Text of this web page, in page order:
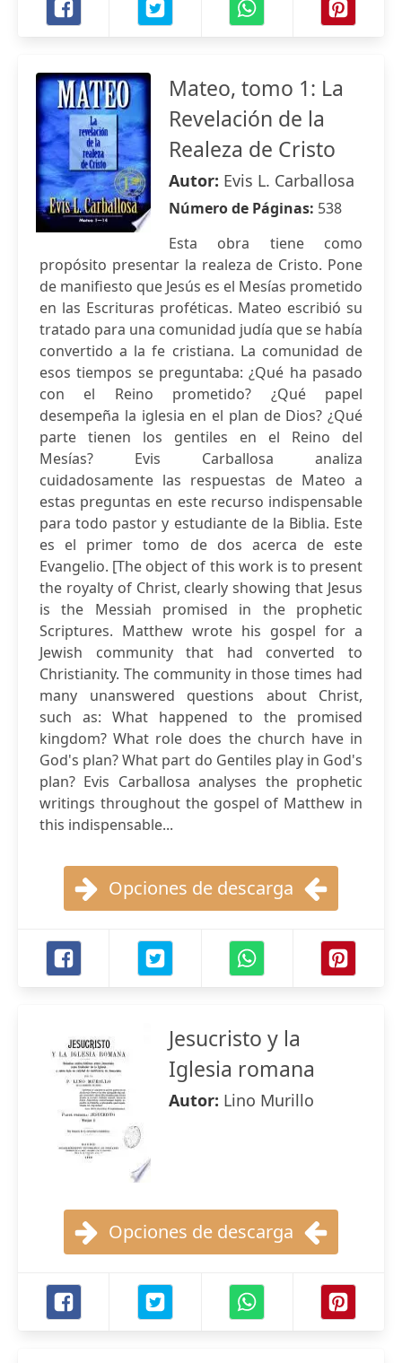
Mateo, tomo 1: La
Revelación de la
Realeza de Cristo
Autor: Evis L. Carballosa
Número de Páginas: 538
Esta obra tiene como
propósito presentar la realeza de Cristo. Pone
de manifiesto que Jesús es el Mesías prometido
en las Escrituras proféticas. Mateo escribió su
tratado para una comunidad judía que se había
convertido a la fe cristiana. La comunidad de
esos tiempos se preguntaba: ¿Qué ha pasado
con el Reino prometido? ¿Qué papel
desempeña la iglesia en el plan de Dios? ¿Qué
parte tienen los gentiles en el Reino del
Mesías? Evis Carballosa analiza
cuidadosamente las respuestas de Mateo a
estas preguntas en este recurso indispensable
para todo pastor y estudiante de la Biblia. Este
es el primer tomo de dos acerca de este
Evangelio. [The object of this work is to present
the royalty of Christ, clearly showing that Jesus
is the Messiah promised in the prophetic
Scriptures. Matthew wrote his gospel for a
Jewish community that had converted to
Christianity. The community in those times had
many unanswered questions about Christ,
such as: What happened to the promised
kingdom? What role does the church have in
God's plan? What part do Gentiles play in God's
plan? Evis Carballosa analyses the prophetic
writings throughout the gospel of Matthew in
this indispensable...
Opciones de descarga
Jesucristo y la
Iglesia romana
Autor: Lino Murillo
Opciones de descarga